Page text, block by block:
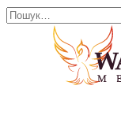
Перейти
Search